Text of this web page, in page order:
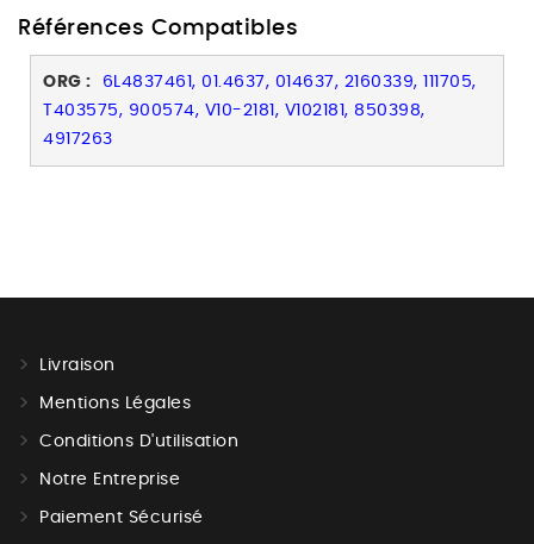
Références Compatibles
ORG :
6L4837461, 01.4637, 014637, 2160339, 111705,
T403575, 900574, V10-2181, V102181, 850398,
4917263
Livraison
Mentions Légales
Conditions D'utilisation
Notre Entreprise
Paiement Sécurisé